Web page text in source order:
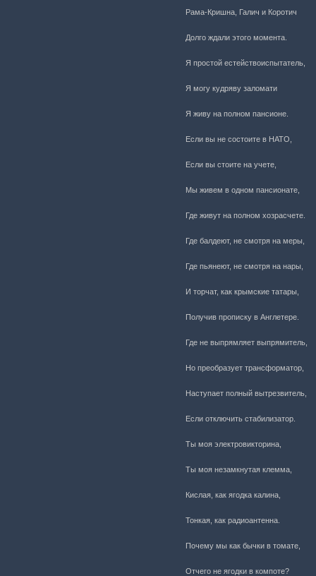
Рама-Кришна, Галич и Коротич
Долго ждали этого момента.
Я простой естействоиспытатель,
Я могу кудряву заломати
Я живу на полном пансионе.
Если вы не состоите в НАТО,
Если вы стоите на учете,
Мы живем в одном пансионате,
Где живут на полном хозрасчете.
Где балдеют, не смотря на меры,
Где пьянеют, не смотря на нары,
И торчат, как крымские татары,
Получив прописку в Англетере.
Где не выпрямляет выпрямитель,
Но преобразует трансформатор,
Наступает полный вытрезвитель,
Если отключить стабилизатор.
Ты моя электровикторина,
Ты моя незамкнутая клемма,
Кислая, как ягодка калина,
Тонкая, как радиоантенна.
Почему мы как бычки в томате,
Отчего не ягодки в компоте?